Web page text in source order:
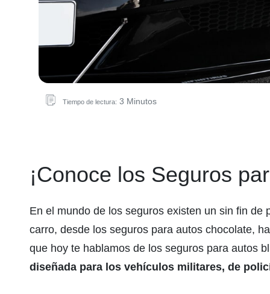
Tiempo de lectura: 3 Minutos
¡Conoce los Seguros
En el mundo de los seguros existen un sin fin
carro, desde los seguros para autos chocolate,
que hoy te hablamos de los seguros para autos
diseñada para los vehículos militares, de